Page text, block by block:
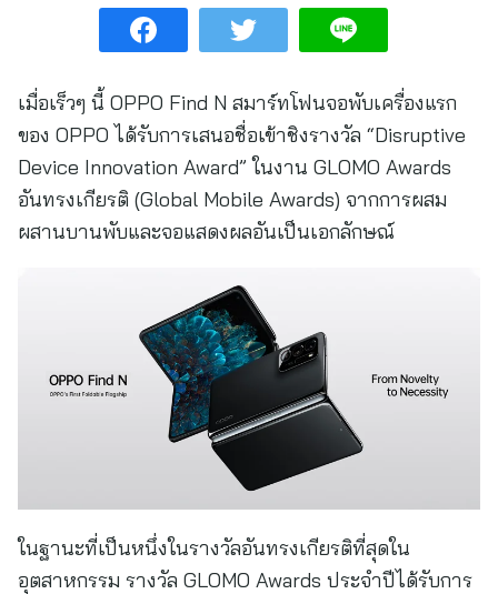
เมื่อเร็วๆ นี้ OPPO Find N สมาร์ทโฟนจอพับเครื่องแรก
ของ OPPO ได้รับการเสนอชื่อเข้าชิงรางวัล “Disruptive
Device Innovation Award” ในงาน GLOMO Awards
อันทรงเกียรติ (Global Mobile Awards) จากการผสม
ผสานบานพับและจอแสดงผลอันเป็นเอกลักษณ์
ในฐานะที่เป็นหนึ่งในรางวัลอันทรงเกียรติที่สุดใน
อุตสาหกรรม รางวัล GLOMO Awards ประจำปีได้รับการ